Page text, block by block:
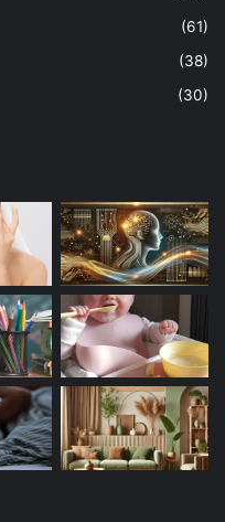
(61)
(38)
(30)